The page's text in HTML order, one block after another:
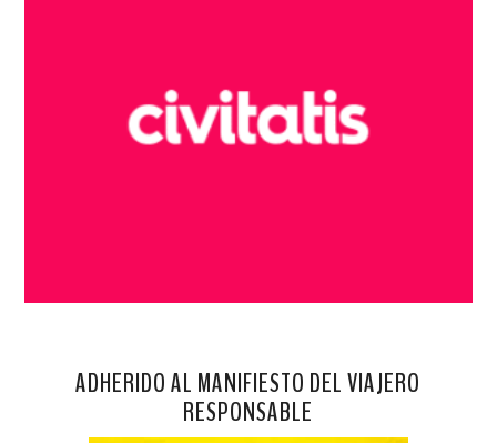
ADHERIDO AL MANIFIESTO DEL VIAJERO
RESPONSABLE